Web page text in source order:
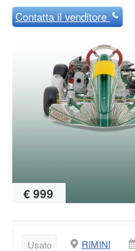
Contattail venditore
€ 999
Usato RIMINI